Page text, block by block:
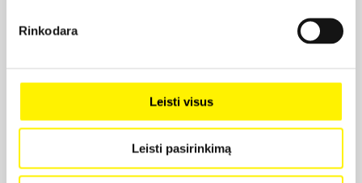
Rinkodara
Leisti visus
Leisti pasirinkimą